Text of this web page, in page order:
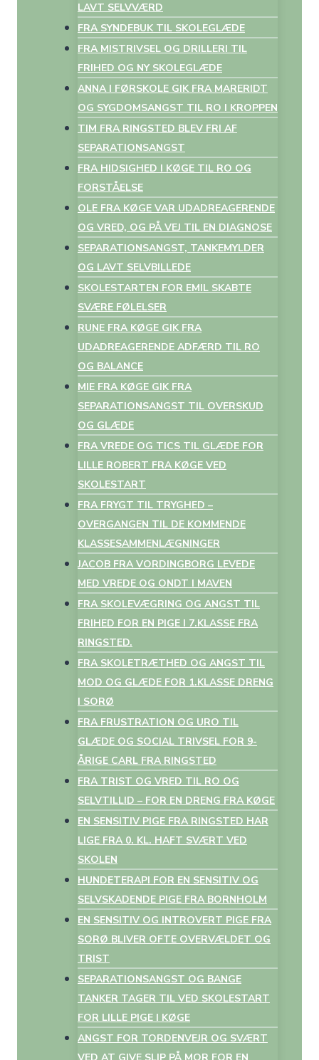
LAVT SELVVÆRD
FRA SYNDEBUK TIL SKOLEGLÆDE
FRA MISTRIVSEL OG DRILLERI TIL
FRIHED OG NY SKOLEGLÆDE
ANNA I FØRSKOLE GIK FRA MARERIDT
OG SYGDOMSANGST TIL RO I KROPPEN
TIM FRA RINGSTED BLEV FRI AF
SEPARATIONSANGST
FRA HIDSIGHED I KØGE TIL RO OG
FORSTÅELSE
OLE FRA KØGE VAR UDADREAGERENDE
OG VRED, OG PÅ VEJ TIL EN DIAGNOSE
SEPARATIONSANGST, TANKEMYLDER
OG LAVT SELVBILLEDE
SKOLESTARTEN FOR EMIL SKABTE
SVÆRE FØLELSER
RUNE FRA KØGE GIK FRA
UDADREAGERENDE ADFÆRD TIL RO
OG BALANCE
MIE FRA KØGE GIK FRA
SEPARATIONSANGST TIL OVERSKUD
OG GLÆDE
FRA VREDE OG TICS TIL GLÆDE FOR
LILLE ROBERT FRA KØGE VED
SKOLESTART
FRA FRYGT TIL TRYGHED –
OVERGANGEN TIL DE KOMMENDE
KLASSESAMMENLÆGNINGER
JACOB FRA VORDINGBORG LEVEDE
MED VREDE OG ONDT I MAVEN
FRA SKOLEVÆGRING OG ANGST TIL
FRIHED FOR EN PIGE I 7.KLASSE FRA
RINGSTED.
FRA SKOLETRÆTHED OG ANGST TIL
MOD OG GLÆDE FOR 1.KLASSE DRENG
I SORØ
FRA FRUSTRATION OG URO TIL
GLÆDE OG SOCIAL TRIVSEL FOR 9-
ÅRIGE CARL FRA RINGSTED
FRA TRIST OG VRED TIL RO OG
SELVTILLID – FOR EN DRENG FRA KØGE
EN SENSITIV PIGE FRA RINGSTED HAR
LIGE FRA 0. KL. HAFT SVÆRT VED
SKOLEN
HUNDETERAPI FOR EN SENSITIV OG
SELVSKADENDE PIGE FRA BORNHOLM
EN SENSITIV OG INTROVERT PIGE FRA
SORØ BLIVER OFTE OVERVÆLDET OG
TRIST
SEPARATIONSANGST OG BANGE
TANKER TAGER TIL VED SKOLESTART
FOR LILLE PIGE I KØGE
ANGST FOR TORDENVEJR OG SVÆRT